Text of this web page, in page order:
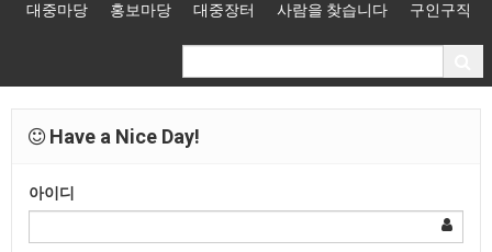
대중마당 홍보마당 대중장터 사람을 찾습니다 구인구직
Have a Nice Day!
아이디